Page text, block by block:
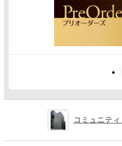
コミュニテ